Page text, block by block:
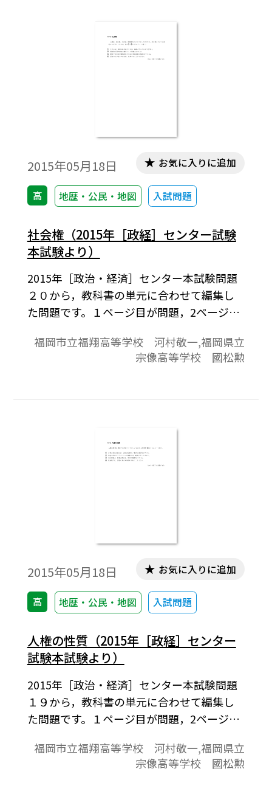
2015年05月18日
高 地歴・公民・地図 入試問題
お気に入りに追加
社会権（2015年［政経］センター試験
本試験より）
2015年［政治・経済］センター本試験問題
２０から，教科書の単元に合わせて編集し
た問題です。１ページ目が問題，2ページ目
福岡市立福翔高等学校 河村敬一,福岡県立
宗像高等学校 國松勲
2015年05月18日
高 地歴・公民・地図 入試問題
お気に入りに追加
人権の性質（2015年［政経］センター
試験本試験より）
2015年［政治・経済］センター本試験問題
１９から，教科書の単元に合わせて編集し
た問題です。１ページ目が問題，2ページ目
福岡市立福翔高等学校 河村敬一,福岡県立
宗像高等学校 國松勲